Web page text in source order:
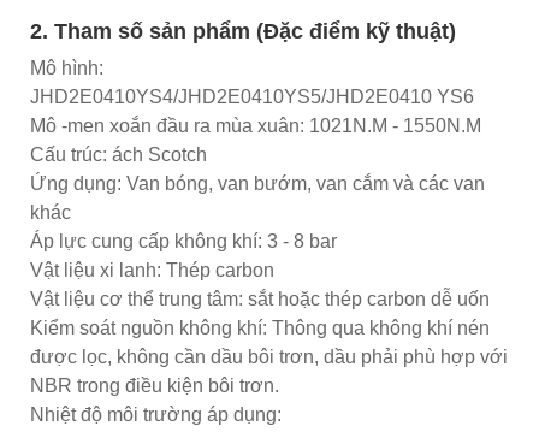
2. Tham số sản phẩm (Đặc điểm kỹ thuật)
Mô hình:
JHD2E0410YS4/JHD2E0410YS5/JHD2E0410 YS6
Mô -men xoắn đầu ra mùa xuân: 1021N.M - 1550N.M
Cấu trúc: ách Scotch
Ứng dụng: Van bóng, van bướm, van cắm và các van
khác
Áp lực cung cấp không khí: 3 - 8 bar
Vật liệu xi lanh: Thép carbon
Vật liệu cơ thể trung tâm: sắt hoặc thép carbon dễ uốn
Kiểm soát nguồn không khí: Thông qua không khí nén
được lọc, không cần dầu bôi trơn, dầu phải phù hợp với
NBR trong điều kiện bôi trơn.
Nhiệt độ môi trường áp dụng: